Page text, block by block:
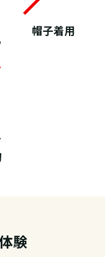
帽子着用
験